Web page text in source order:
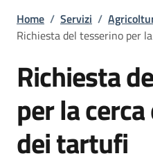
Briciole di
Home / Servizi /
Richiesta del tesserino per
Richiesta
per la
dei tartufi